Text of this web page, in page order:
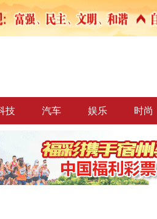
技 汽车 娱乐 时尚